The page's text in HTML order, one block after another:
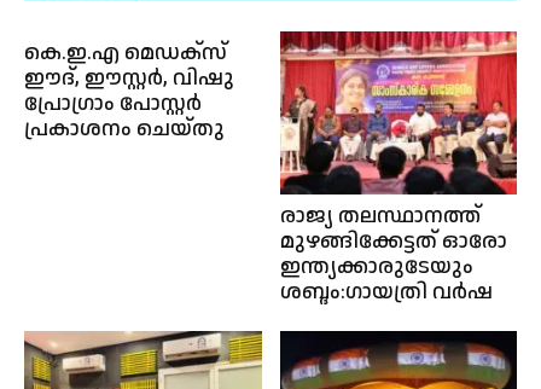
കെ.ഇ.എ മെഡക്സ്
ഈദ്, ഈസ്റ്റർ, വിഷു
പ്രോഗ്രാം പോസ്റ്റർ
പ്രകാശനം ചെയ്തു
രാജ്യ തലസ്ഥാനത്ത്
മുഴങ്ങിക്കേട്ടത് ഓരോ
ഇന്ത്യക്കാരുടേയും
ശബ്ദം:ഗായത്രി വർഷ